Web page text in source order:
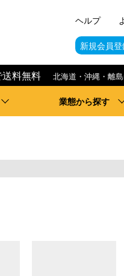
料無料 北海道・沖縄・離
業態から探す
ヘルプ
新規会員